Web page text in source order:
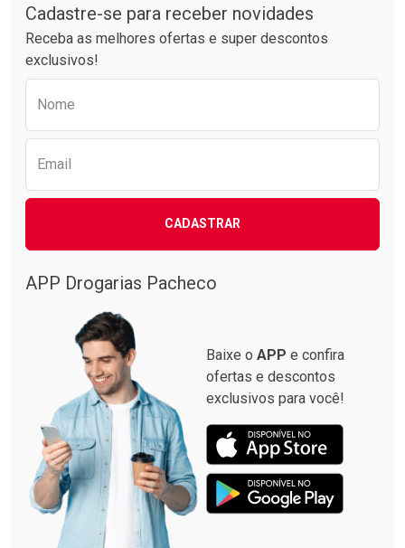
Por R$ 49,89/cada
Por R$ 38,87/cada
Cadastre-se para receber novidades
Receba as melhores ofertas e super descontos
exclusivos!
Nome
Email
CADASTRAR
APP Drogarias Pacheco
Baixe o APP e confira
ofertas e descontos
exclusivos para você!